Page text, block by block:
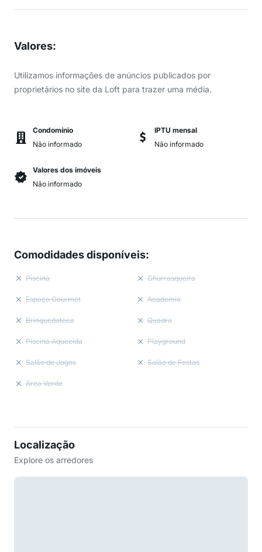
Valores:
Utilizamos informações de anúncios publicados por
proprietários no site da Loft para trazer uma média.
Condomínio
Não informado
IPTU mensal
Não informado
Valores dos imóveis
Não informado
Comodidades disponíveis:
Piscina Churrasqueira
Espaço Gourmet Academia
Brinquedoteca Quadra
Piscina Aquecida Playground
Salão de Jogos Salão de Festas
Área Verde
Localização
Explore os arredores